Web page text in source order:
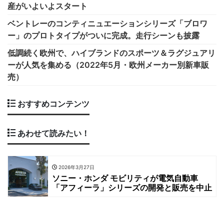
産がいよいよスタート
ベントレーのコンティニュエーションシリーズ「ブロワ
ー」のプロトタイプがついに完成。走行シーンも披露
低調続く欧州で、ハイブランドのスポーツ＆ラグジュアリ
ーが人気を集める（2022年5月・欧州メーカー別新車販
売）
おすすめコンテンツ
あわせて読みたい！
2026年3月27日
ソニー・ホンダ モビリティが電気自動車
「アフィーラ」シリーズの開発と販売を中止